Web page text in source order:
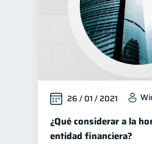
26 / 01 / 2021
¿Qué considerar a la
entidad financiera?